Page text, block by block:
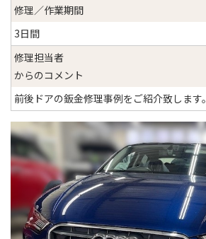
修理／作業期間
3日間
修理担当者
からのコメント
前後ドアの鈑金修理事例をご紹介致します。